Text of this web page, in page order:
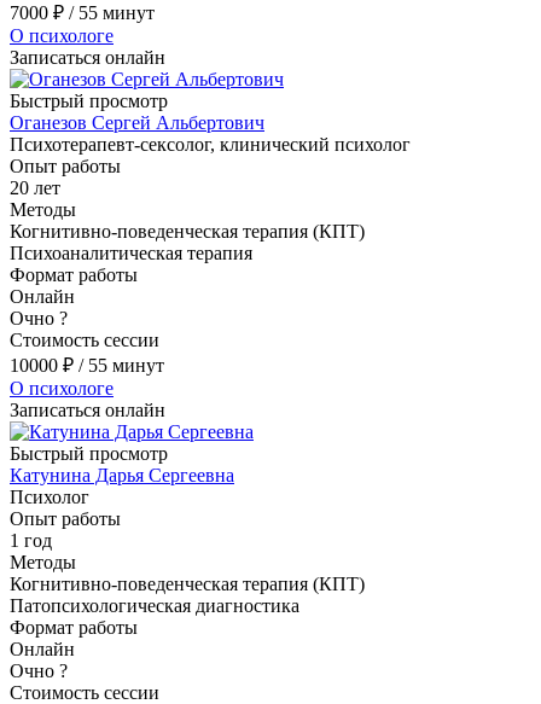
7000 ₽ / 55 минут
О психологе
Записаться онлайн
Быстрый просмотр
Оганезов Сергей Альбертович
Психотерапевт-сексолог, клинический психолог
Опыт работы
20 лет
Методы
Когнитивно-поведенческая терапия (КПТ)
Психоаналитическая терапия
Формат работы
Онлайн
Очно ?
Стоимость сессии
10000 ₽ / 55 минут
О психологе
Записаться онлайн
Быстрый просмотр
Катунина Дарья Сергеевна
Психолог
Опыт работы
1 год
Методы
Когнитивно-поведенческая терапия (КПТ)
Патопсихологическая диагностика
Формат работы
Онлайн
Очно ?
Стоимость сессии